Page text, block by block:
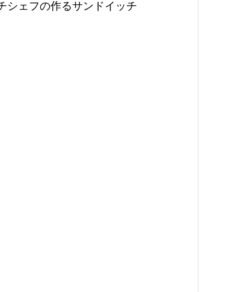
シェフの作るサンドイッチ